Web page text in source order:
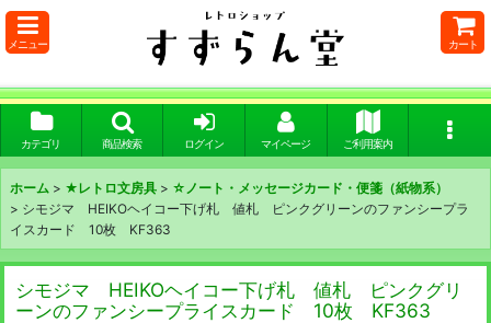
メニュー カート
カテゴリ 商品検索 ログイン マイページ ご利用案内
ホーム > ★レトロ文房具 > ☆ノート・メッセージカード・便箋（紙物系）
> シモジマ HEIKOヘイコー下げ札 値札 ピンクグリーンのファンシープラ
イスカード 10枚 KF363
シモジマ HEIKOヘイコー下げ札 値札 ピンクグリ
ーンのファンシープライスカード 10枚 KF363